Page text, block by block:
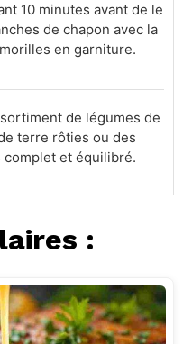
10 minutes avant de le
de chapon avec la
en garniture.
de légumes de
terre rôties ou des
et équilibré.
: